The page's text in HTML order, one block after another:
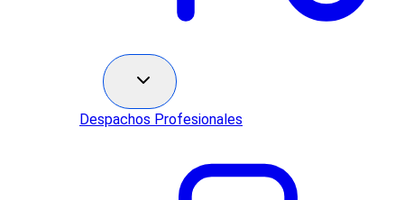
Despachos Profesionales